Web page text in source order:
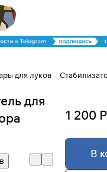
для луков
для
1 200 Р
В
всех банков
части